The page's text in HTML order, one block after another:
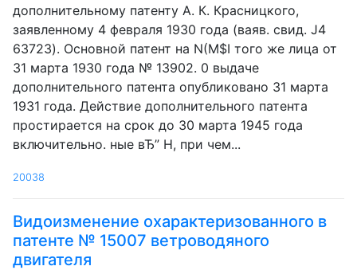
дополнительному патенту A. К. Красницкого,
заявленному 4 февраля 1930 года (ваяв. свид. J4
63723). Основной патент на N(M$I того же лица от
31 марта 1930 года № 13902. 0 выдаче
дополнительного патента опубликовано 31 марта
1931 года. Действие дополнительного патента
простирается на срок до 30 марта 1945 года
включительно. ные вЂ” Н, при чем...
20038
Видоизменение охарактеризованного в
патенте № 15007 ветроводяного
двигателя